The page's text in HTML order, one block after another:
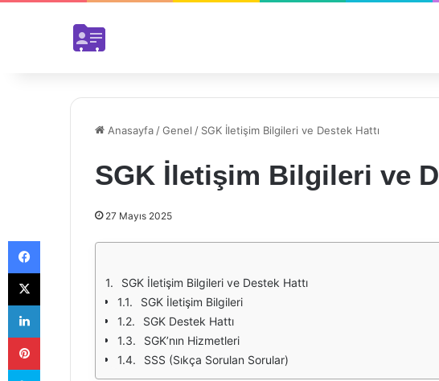
Anasayfa /Genel / SGK İletişim Bilgileri ve Destek Hattı
SGK İletişim Bilgileri ve
27 Mayıs 2025
SGK İletişim Bilgileri ve Destek Hattı
SGK İletişim Bilgileri
SGK Destek Hattı
SGK’nın Hizmetleri
SSS (Sıkça Sorulan Sorular)
Facebook
X
LinkedIn
Pinterest
Skype